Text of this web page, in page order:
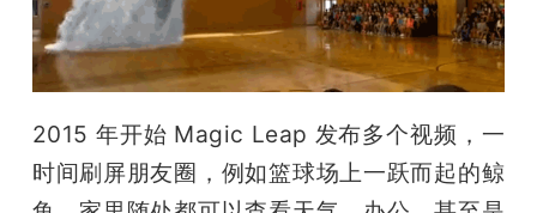
2015 年开始 Magic Leap 发布多个视频，一
时间刷屏朋友圈，例如篮球场上一跃而起的鲸